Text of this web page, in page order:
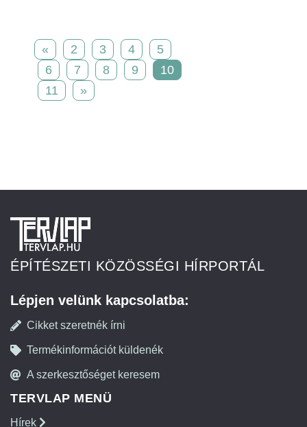
« 2 3 4
5
6
7 8 9
10
11
»
ÉPÍTÉSZETI KÖZÖSSÉGI HÍRPORTÁL
Lépjen velünk kapcsolatba:
Cikket szeretnék írni
Termékinformációt küldenék
A szerkesztőséget keresem
TERVLAP MENÜ
Hírek